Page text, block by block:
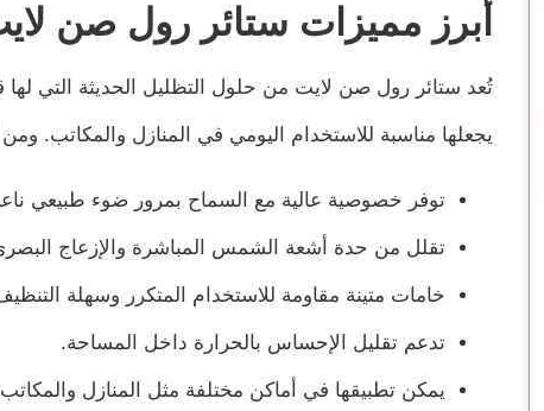
أبرز مميزات ستائر رول صن
تُعد ستائر رول صن لايت من حلول التظليل الحديثة التي
يجعلها مناسبة للاستخدام اليومي في المنازل والمكاتب. ومن
توفر خصوصية عالية مع السماح بمرور ضوء طبيعي
تقلل من حدة أشعة الشمس المباشرة والإزعاج
خامات متينة مقاومة للاستخدام المتكرر وسهلة
تدعم تقليل الإحساس بالحرارة داخل المساحة.
يمكن تطبيقها في أماكن مختلفة مثل المنازل